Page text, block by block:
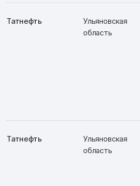
Татнефть
Ульяновская
область
Татнефть
Ульяновская
область